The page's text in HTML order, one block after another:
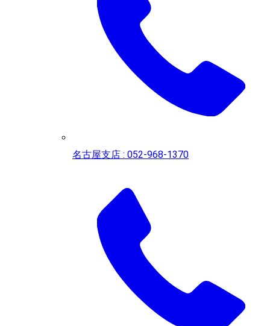
名古屋支店 : 052-968-1370